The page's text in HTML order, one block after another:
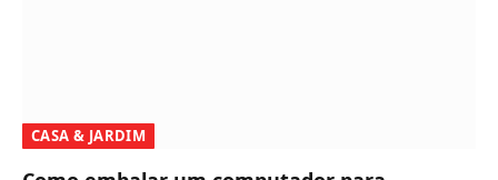
CASA & JARDIM